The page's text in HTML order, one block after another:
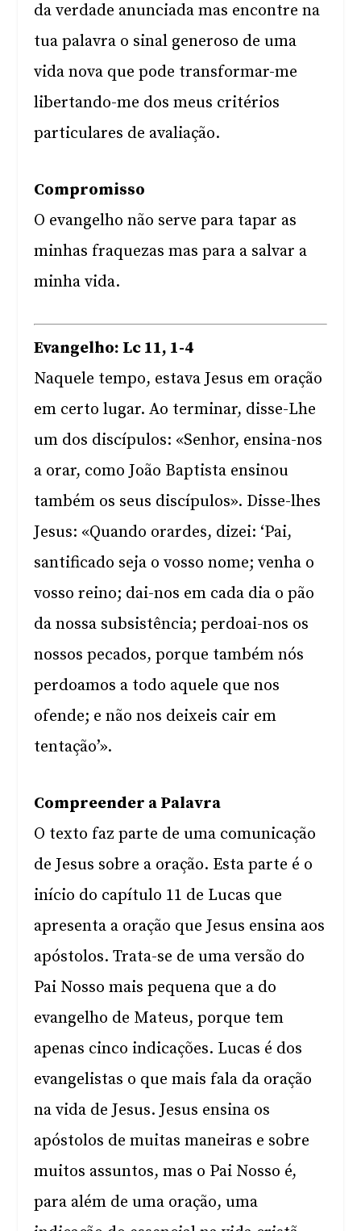
da verdade anunciada mas encontre na
tua palavra o sinal generoso de uma
vida nova que pode transformar-me
libertando-me dos meus critérios
particulares de avaliação.
Compromisso
O evangelho não serve para tapar as
minhas fraquezas mas para a salvar a
minha vida.
Evangelho: Lc 11, 1-4
Naquele tempo, estava Jesus em oração
em certo lugar. Ao terminar, disse-Lhe
um dos discípulos: «Senhor, ensina-nos
a orar, como João Baptista ensinou
também os seus discípulos». Disse-lhes
Jesus: «Quando orardes, dizei: ‘Pai,
santificado seja o vosso nome; venha o
vosso reino; dai-nos em cada dia o pão
da nossa subsistência; perdoai-nos os
nossos pecados, porque também nós
perdoamos a todo aquele que nos
ofende; e não nos deixeis cair em
tentação’».
Compreender a Palavra
O texto faz parte de uma comunicação
de Jesus sobre a oração. Esta parte é o
início do capítulo 11 de Lucas que
apresenta a oração que Jesus ensina aos
apóstolos. Trata-se de uma versão do
Pai Nosso mais pequena que a do
evangelho de Mateus, porque tem
apenas cinco indicações. Lucas é dos
evangelistas o que mais fala da oração
na vida de Jesus. Jesus ensina os
apóstolos de muitas maneiras e sobre
muitos assuntos, mas o Pai Nosso é,
para além de uma oração, uma